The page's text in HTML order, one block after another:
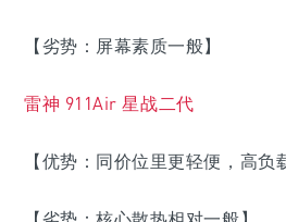
【劣势：屏幕素质一般】
雷神 911Air 星战二代
【优势：同价位里更轻便，高负